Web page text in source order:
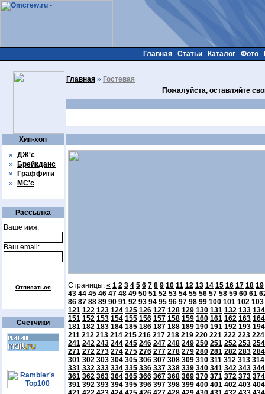
Хип-хоп
» ДЖ'с
»
Брейкданс
»
Граффити
»
МС'с
Рассылка
Ваше имя:
Ваш email:
Отписаться
Счетчики
Главная Статьи Каталог Фото
Главная » Гостевая
Пожалуйста, оставляйте
Страницы: « 1 2 3 4 5 6 7 8 9 10 11 12 13 14 15 16 17 18 19
43 44 45 46 47 48 49 50 51 52 53 54 55 56 57 58 59 60 61
86 87 88 89 90 91 92 93 94 95 96 97 98 99 100 101 102 103
121 122 123 124 125 126 127 128 129 130 131 132 133 134
151 152 153 154 155 156 157 158 159 160 161 162 163 164
181 182 183 184 185 186 187 188 189 190 191 192 193 194
211 212 213 214 215 216 217 218 219 220 221 222 223 224
241 242 243 244 245 246 247 248 249 250 251 252 253 254
271 272 273 274 275 276 277 278 279 280 281 282 283 284
301 302 303 304 305 306 307 308 309 310 311 312 313 314
331 332 333 334 335 336 337 338 339 340 341 342 343 344
361 362 363 364 365 366 367 368 369 370 371 372 373 374
391 392 393 394 395 396 397 398 399 400 401 402 403 404